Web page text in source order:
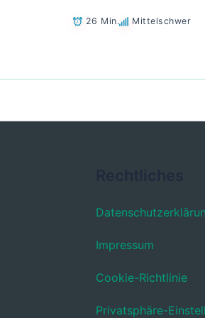
26 Min. Mittelschwer
Impressum
Cookie-Richtlinie
Privatsphäre-